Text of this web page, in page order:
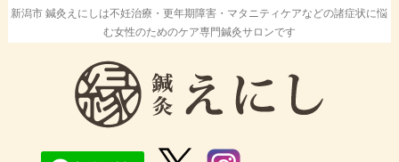
新潟市 鍼灸えにしは不妊治療・更年期障害・マタニティケアなどの諸症状に悩
む女性のためのケア専門鍼灸サロンです